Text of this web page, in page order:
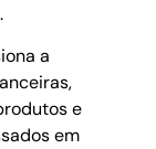
a
e
em